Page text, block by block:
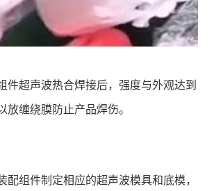
件超声波热合焊接后，强度与外观达到
放缠绕膜防止产品焊伤。
配组件制定相应的超声波模具和底模，